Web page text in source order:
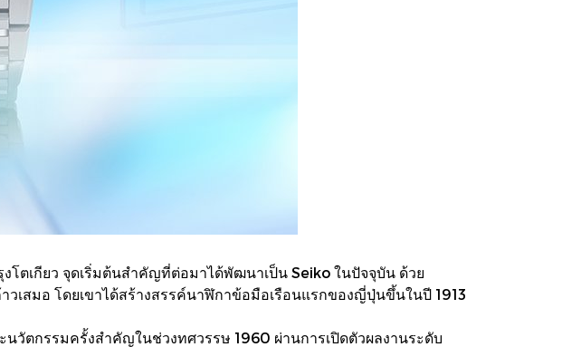
โตเกียว จุดเริ่มต้นสำคัญที่ต่อมาได้พัฒนาเป็น Seiko ในปัจจุบัน ด้วย
สมอ โดยเขาได้สร้างสรรค์นาฬิกาข้อมือเรือนแรกของญี่ปุ่นขึ้นในปี 1913
วัตกรรมครั้งสำคัญในช่วงทศวรรษ 1960 ผ่านการเปิดตัวผลงานระดับ